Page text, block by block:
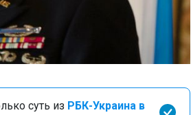
суть из РБК-Украина в